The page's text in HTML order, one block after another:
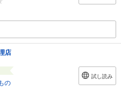
店
の
試し読み